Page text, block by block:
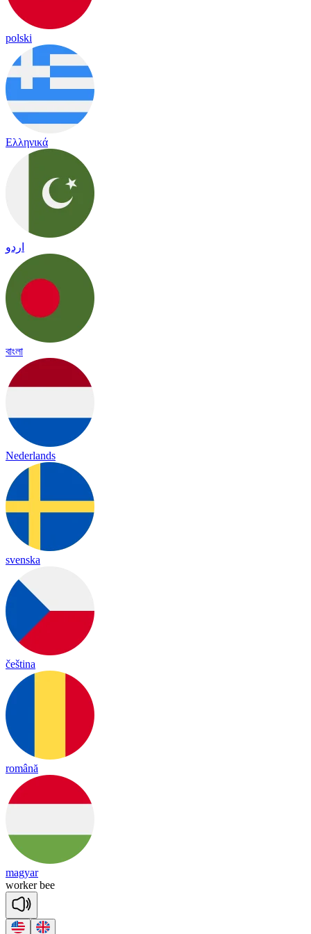
polski
Ελληνικά
اردو
বাংলা
Nederlands
svenska
čeština
română
magyar
worker bee